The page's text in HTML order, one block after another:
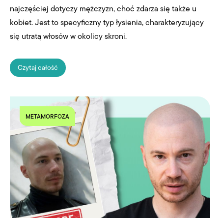
najczęściej dotyczy mężczyzn, choć zdarza się także u
kobiet. Jest to specyficzny typ łysienia, charakteryzujący
się utratą włosów w okolicy skroni.
Czytaj całość
METAMORFOZA